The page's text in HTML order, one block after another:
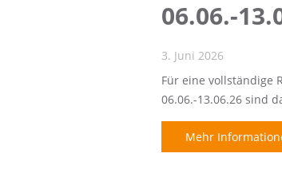
06.06.-
3. Juni 2026
Für eine vollständige
06.06.-13.06.26 sind
Mehr